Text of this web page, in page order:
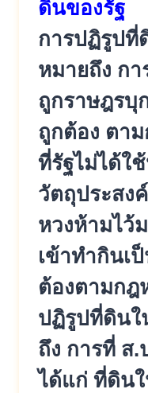
ดินของรัฐ
การปฏิรูปที่
หมายถึง ก
ถูกราษฎรบุ
ถูกต้อง ตา
ที่รัฐไม่ได้ใ
วัตถุประสง
หวงห้ามไว้
เข้าทำกินเ
ต้องตามกฎ
ปฏิรูปที่ดินใ
ถึง การที่ ส
ได้แก่ ที่ดิน